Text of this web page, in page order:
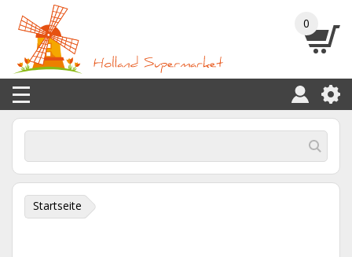
0
Startseite